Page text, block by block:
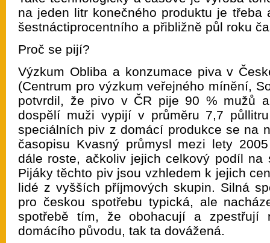
na jeden litr konečného produktu je třeba
šestnáctiprocentního a přibližně půl roku
Proč se pijí?
Výzkum Obliba a konzumace piva v
(Centrum pro výzkum veřejného mínění,
potvrdil, že pivo v ČR pije 90 % mužů
dospělí muži vypijí v průměru 7,7
speciálních piv z domácí produkce se na
časopisu Kvasný průmysl mezi lety
dále roste, ačkoliv jejich celkový podíl na
Pijáky těchto piv jsou vzhledem k jejich
lidé z vyšších příjmových skupin. Silná
pro českou spotřebu typická, ale
spotřebě tím, že obohacují a zpestřují
domácího původu, tak ta dovážená.